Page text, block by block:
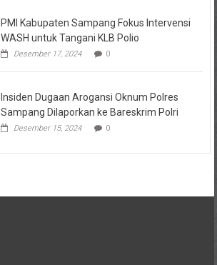
PMI Kabupaten Sampang Fokus Intervensi
WASH untuk Tangani KLB Polio
Desember 17, 2024 0
Insiden Dugaan Arogansi Oknum Polres
Sampang Dilaporkan ke Bareskrim Polri
Desember 15, 2024 0